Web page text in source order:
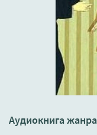
Аудиокнига жанра